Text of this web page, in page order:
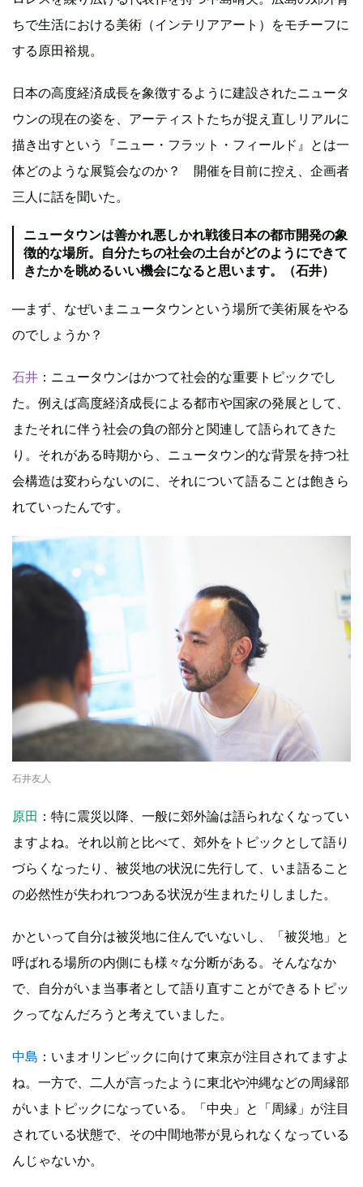
ちで生活における美術（インテリアアート）をモチーフに
する原田裕規。
日本の高度経済成長を象徴するように建設されたニュータ
ウンの現在の姿を、アーティストたちが捉え直しリアルに
描き出すという『ニュー・フラット・フィールド』とは一
体どのような展覧会なのか？ 開催を目前に控え、企画者
三人に話を聞いた。
ニュータウンは善かれ悪しかれ戦後日本の都市開発の象
徴的な場所。自分たちの社会の土台がどのようにできて
きたかを眺めるいい機会になると思います。（石井）
―まず、なぜいまニュータウンという場所で美術展をやる
のでしょうか？
石井 ：ニュータウンはかつて社会的な重要トピックでし
た。例えば高度経済成長による都市や国家の発展として、
またそれに伴う社会の負の部分と関連して語られてきた
り。それがある時期から、ニュータウン的な背景を持つ社
会構造は変わらないのに、それについて語ることは飽きら
れていったんです。
石井友人
原田 ：特に震災以降、一般に郊外論は語られなくなってい
ますよね。それ以前と比べて、郊外をトピックとして語り
づらくなったり、被災地の状況に先行して、いま語ること
の必然性が失われつつある状況が生まれたりしました。
かといって自分は被災地に住んでいないし、「被災地」と
呼ばれる場所の内側にも様々な分断がある。そんななか
で、自分がいま当事者として語り直すことができるトピッ
クってなんだろうと考えていました。
中島 ：いまオリンピックに向けて東京が注目されてますよ
ね。一方で、二人が言ったように東北や沖縄などの周縁部
がいまトピックになっている。「中央」と「周縁」が注目
されている状態で、その中間地帯が見られなくなっている
んじゃないか。